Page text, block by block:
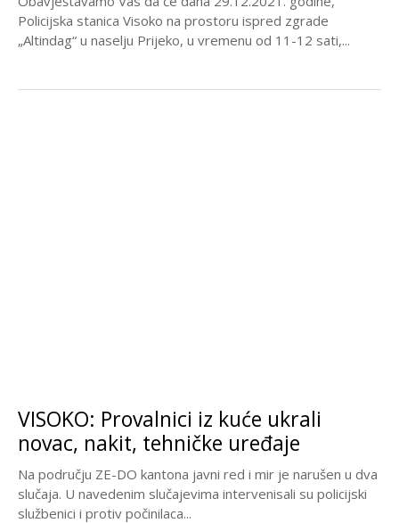
Policijska stanica Visoko na prostoru ispred zgrade
„Altindag“ u naselju Prijeko, u vremenu od 11-12 sati,...
VISOKO: Provalnici iz kuće ukrali
novac, nakit, tehničke uređaje
Na području ZE-DO kantona javni red i mir je narušen u dva
slučaja. U navedenim slučajevima intervenisali su policijski
službenici i protiv počinilaca...